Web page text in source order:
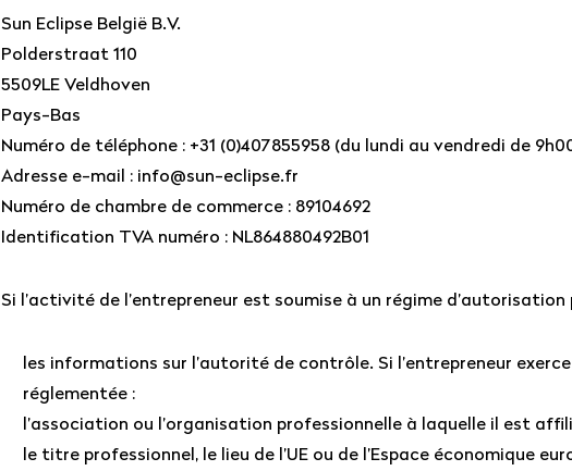
Sun Eclipse België B.V.
Polderstraat 110
5509LE Veldhoven
Pays-Bas
Numéro de téléphone : +31 (0)407855958 (du lundi au vendredi de
Adresse e-mail : info@sun-eclipse.fr
Numéro de chambre de commerce : 89104692
Identification TVA numéro : NL864880492B01
Si l’activité de l’entrepreneur est soumise à un régime
les informations sur l’autorité de contrôle. Si l’entrepreneur
réglementée :
l’association ou l’organisation professionnelle à laquelle il est
le titre professionnel, le lieu de l’UE ou de l’Espace économique